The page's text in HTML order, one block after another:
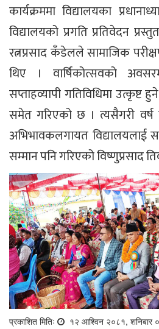
कार्यक्रममा विद्यालयका
विद्यालयको प्रगति प्रतिवेदन
रत्नप्रसाद कँडेलले सामाजिक
थिए । वार्षिकोत्सवको
सप्ताहव्यापी गतिविधिमा उत्कृष्ट
समेत गरिएको छ । त्यसैगरी वर्ष
अभिभावकलगायत विद्यालयलाई
सम्मान पनि गरिएको विष्णुप्रसाद
प्रकाशित मितिः १२ आश्विन २०८१, शनिबार